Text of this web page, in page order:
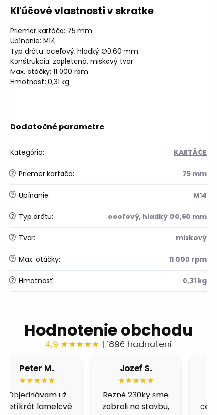
Kľúčové vlastnosti v skratke
Priemer kartáča: 75 mm
Upínanie: M14
Typ drôtu: oceľový, hladký Ø0,60 mm
Konštrukcia: zapletaná, miskový tvar
Max. otáčky: 11 000 rpm
Hmotnosť: 0,31 kg
Dodatočné parametre
Kategória: KARTÁČE
? Priemer kartáča: 75 mm
? Upínanie: M14
? Typ drôtu: oceľový, hladký Ø0,60 mm
? Tvar: miskový
? Max. otáčky: 11 000 rpm
? Hmotnosť: 0,31 kg
Hodnotenie obchodu
4,9 ★★★★★ | 1896 hodnotení
Róbert H.
★★★★★
Fíbre 80 nás
celkom prekvapili.
Fero B.
★★★★★
Výborná cena a
kvalita. Skúšal som